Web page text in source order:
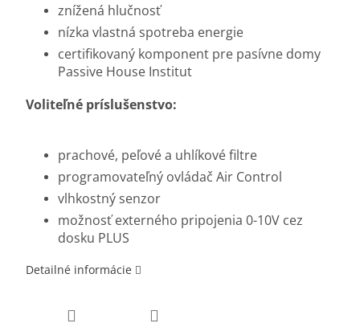
znížená hlučnosť
nízka vlastná spotreba energie
certifikovaný komponent pre pasívne domy
Passive House Institut
Voliteľné príslušenstvo:
prachové, peľové a uhlíkové filtre
programovateľný ovládač Air Control
vlhkostný senzor
možnosť externého pripojenia 0-10V cez
dosku PLUS
Detailné informácie